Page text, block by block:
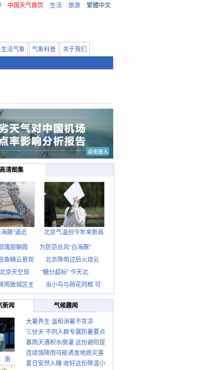
中国天气首页 生活 旅游 繁體中文
生活气象 气象科普
关于我们
高清图集
海豚”逼近 北京气温创今年来新高
瑰丽朝霞
为防范台风“白海豚”
鱼鳞云景观
北京降雨过后火烧云
京天空现
“糖分超标” 今天北
雨致城区主
当小鸟与荷花同框 可
新闻 气候趣闻
南
大暑养生 温和消暑不贪凉
三伏天 不同人群专属防暑要点
请收好
暴雨天遇积水倒灌 这份避险提
示请收好
连续强降雨可能诱发地质灾害
这些前兆要知道
夏日安然入睡 收好这份降温小